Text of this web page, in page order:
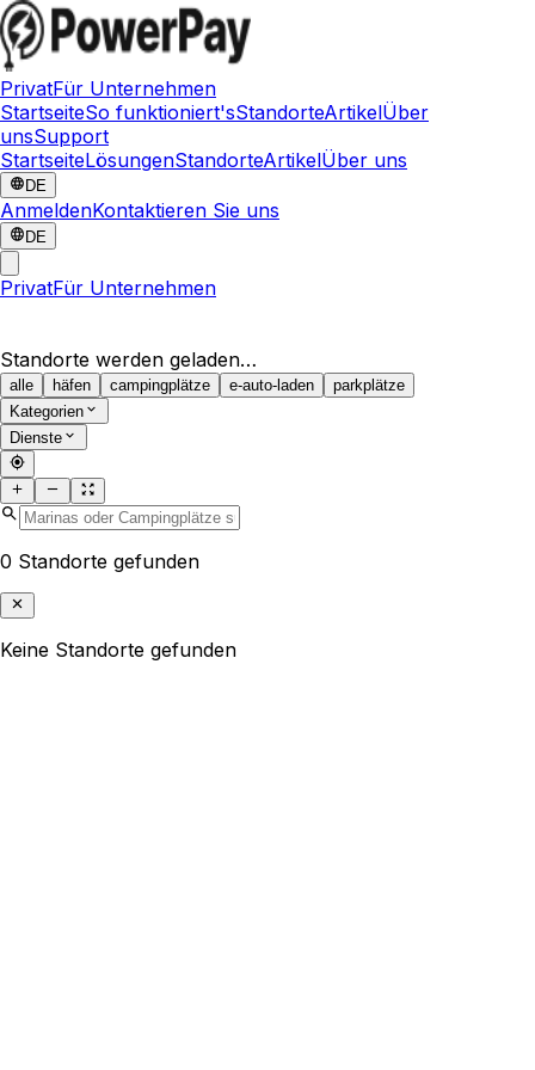
PrivatFür Unternehmen
StartseiteSo funktioniert'sStandorteArtikelÜber
unsSupport
StartseiteLösungenStandorteArtikelÜber uns
DE
AnmeldenKontaktieren Sie uns
DE
PrivatFür Unternehmen
Standorte werden geladen…
alle häfen campingplätze e-auto-laden
parkplätze
Kategorien
Dienste
0 Standorte gefunden
Keine Standorte gefunden